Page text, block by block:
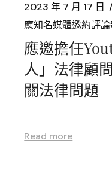
2023 年 7 月 17 日
應知名媒體邀約評
應邀擔任
人」法律顧
關法律問題
Read more